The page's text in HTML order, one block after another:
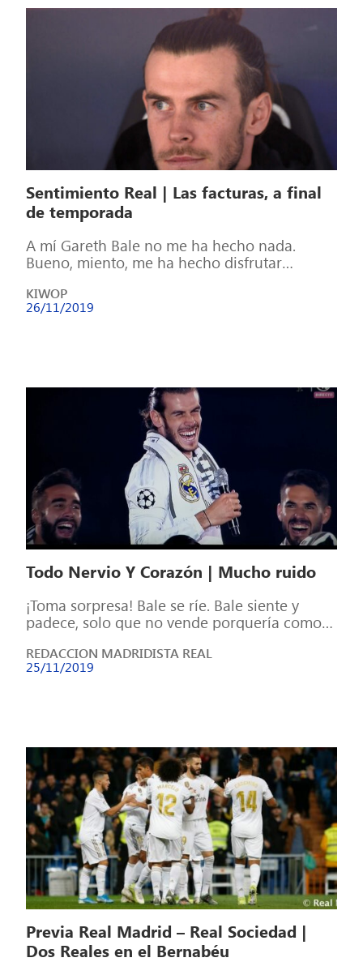
Sentimiento Real | Las facturas, a final
de temporada
A mí Gareth Bale no me ha hecho nada.
Bueno, miento, me ha hecho disfrutar
KIWOP
26/11/2019
Todo Nervio Y Corazón | Mucho ruido
¡Toma sorpresa! Bale se ríe. Bale siente y
padece, solo que no vende porquería como
REDACCION MADRIDISTA REAL
25/11/2019
Previa Real Madrid – Real Sociedad |
Dos Reales en el Bernabéu